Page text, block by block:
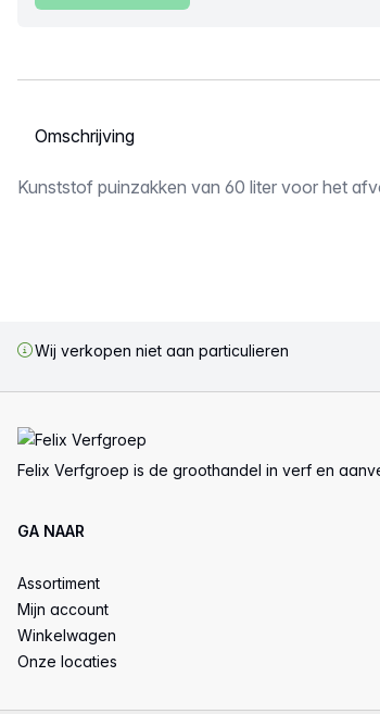
Selecteer een tabblad
Omschrijving
Kunststof puinzakken van 60 liter voor het
Wij verkopen niet aan particulieren
Felix Verfgroep is de groothandel in verf en
GA NAAR
Assortiment
Mijn account
Winkelwagen
Onze locaties